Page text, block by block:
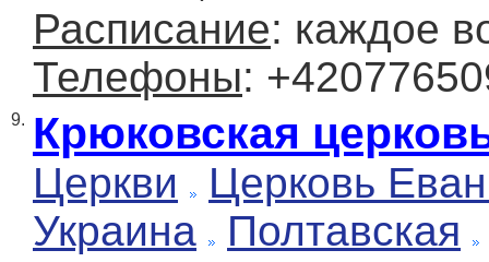
Расписание: каждое
Телефоны:
9. Крюковская
Церкви
Церковь
Украина
Полтавская